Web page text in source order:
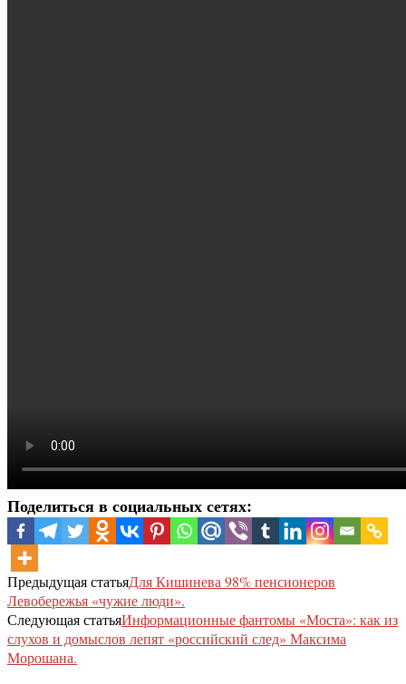
Поделиться в социальных сетях:
Предыдущая статьяДля Кишинева 98% пенсионеров
Левобережья «чужие люди».
Следующая статьяИнформационные фантомы «Моста»: как из
слухов и домыслов лепят «российский след» Максима
Морошана.